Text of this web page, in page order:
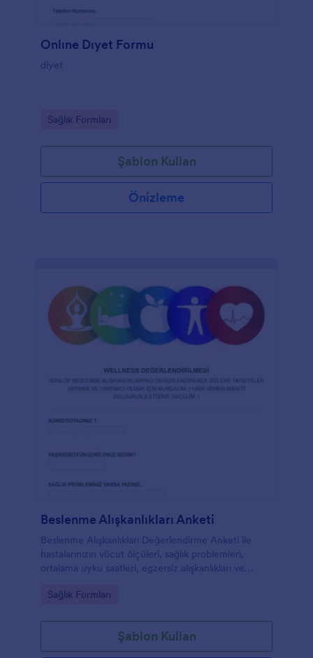
Onlıne Dıyet Formu
diyet
Go to Category:
Sağlık Formları
Şablon Kullan
Önizleme
Beslenme Alışkanlıkları Anketi
Beslenme Alışkanlıkları Değerlendirme Anketi ile
hastalarınızın vücut ölçüleri, sağlık problemleri,
ortalama uyku saatleri, egzersiz alışkanlıkları ve
Go to Category:
Sağlık Formları
Şablon Kullan